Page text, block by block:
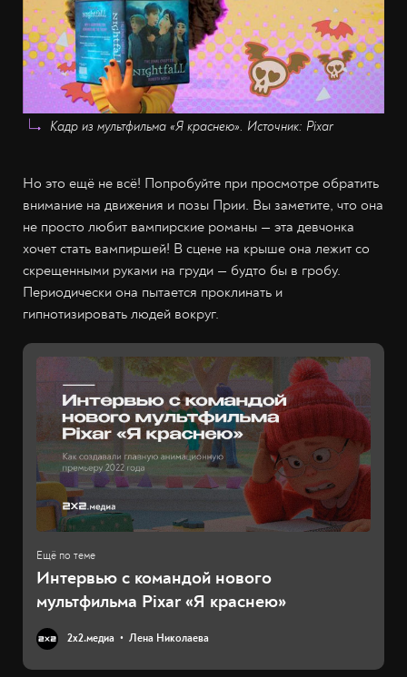
Кадр из мультфильма «Я краснею». Источник: Pixar
Но это ещё не всё! Попробуйте при просмотре обратить
внимание на движения и позы Прии. Вы заметите, что она
не просто любит вампирские романы — эта девчонка
хочет стать вампиршей! В сцене на крыше она лежит со
скрещенными руками на груди — будто бы в гробу.
Периодически она пытается проклинать и
гипнотизировать людей вокруг.
Интервью с командой нового
мультфильма Pixar «Я краснею»
2х2.медиа Лена Николаева